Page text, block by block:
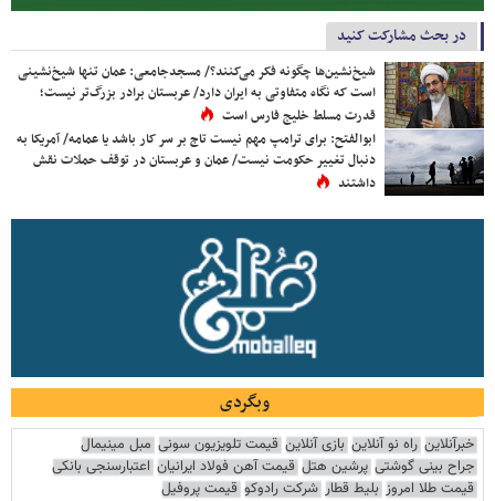
در بحث مشارکت کنید
شیخ‌نشین‌ها چگونه فکر می‌کنند؟/ مسجدجامعی: عمان تنها شیخ‌نشینی
است که نگاه متفاوتی به ایران دارد/ عربستان برادر بزرگ‌تر نیست؛
قدرت مسلط خلیج فارس است
ابوالفتح: برای ترامپ مهم نیست تاج بر سر کار باشد یا عمامه/ آمریکا به
دنبال تغییر حکومت نیست/ عمان و عربستان در توقف حملات نقش
داشتند
وبگردی
خبرآنلاین راه نو آنلاین بازی آنلاین قیمت تلویزیون سونی مبل مینیمال
جراح بینی گوشتی پرشین هتل قیمت آهن فولاد ایرانیان اعتبارسنجی بانکی
قیمت طلا امروز بلیط قطار شرکت رادوکو قیمت پروفیل